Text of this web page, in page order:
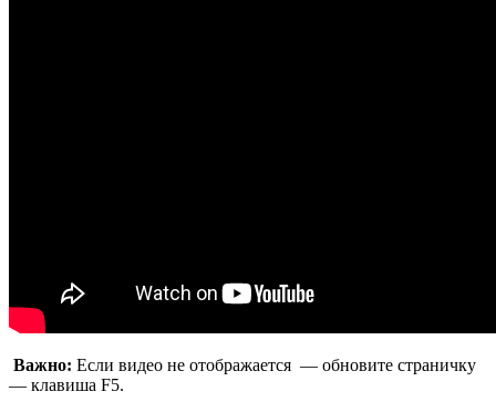
Важно: Если видео не отображается — обновите страничку
— клавиша F5.